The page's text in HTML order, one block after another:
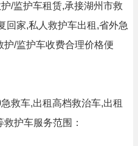
/监护车租赁,承接湖州市救
回家,私人救护车出租,省外急
/监护车收费合理价格便
救车,出租高档救治车,出租
护车服务范围：